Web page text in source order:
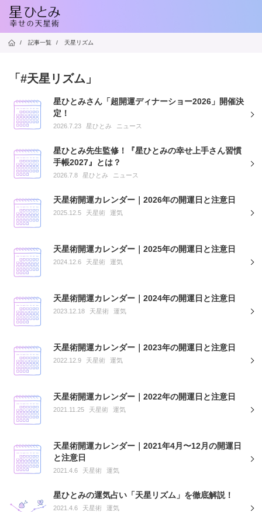
/ 記事一覧 / 天星リズム
「#天星リズム」
星ひとみさん「超開運ディナーショー2026」開催決
定！
2026.7.23 星ひとみ ニュース
星ひとみ先生監修！『星ひとみの幸せ上手さん習慣
手帳2027』とは？
2026.7.8 星ひとみ ニュース
天星術開運カレンダー｜2026年の開運日と注意日
2025.12.5 天星術 運気
天星術開運カレンダー｜2025年の開運日と注意日
2024.12.6 天星術 運気
天星術開運カレンダー｜2024年の開運日と注意日
2023.12.18 天星術 運気
天星術開運カレンダー｜2023年の開運日と注意日
2022.12.9 天星術 運気
天星術開運カレンダー｜2022年の開運日と注意日
2021.11.25 天星術 運気
天星術開運カレンダー｜2021年4月〜12月の開運日
と注意日
2021.4.6 天星術 運気
星ひとみの運気占い「天星リズム」を徹底解説！
2021.4.6 天星術 運気